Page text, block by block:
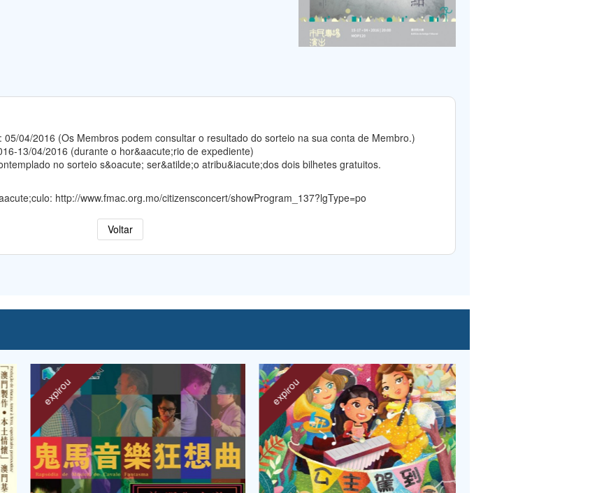
04/2016 (Os Membros podem consultar o resultado do sorteio na sua conta de Membro.)
13/04/2016 (durante o hor&aacute;rio de expediente)
no sorteio s&oacute; ser&atilde;o atribu&iacute;dos dois bilhetes gratuitos.
http://www.fmac.org.mo/citizensconcert/showProgram_137?lgType=po
Voltar
expirou expirou